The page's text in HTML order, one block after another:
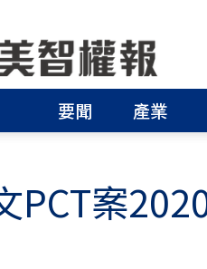
要聞 產業
PCT案